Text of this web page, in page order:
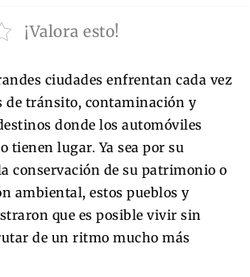
¡Valora esto!
ciudades enfrentan cada vez
de tránsito, contaminación y
donde los automóviles
tienen lugar. Ya sea por su
conservación de su patrimonio o
ambiental, estos pueblos y
que es posible vivir sin
de un ritmo mucho más